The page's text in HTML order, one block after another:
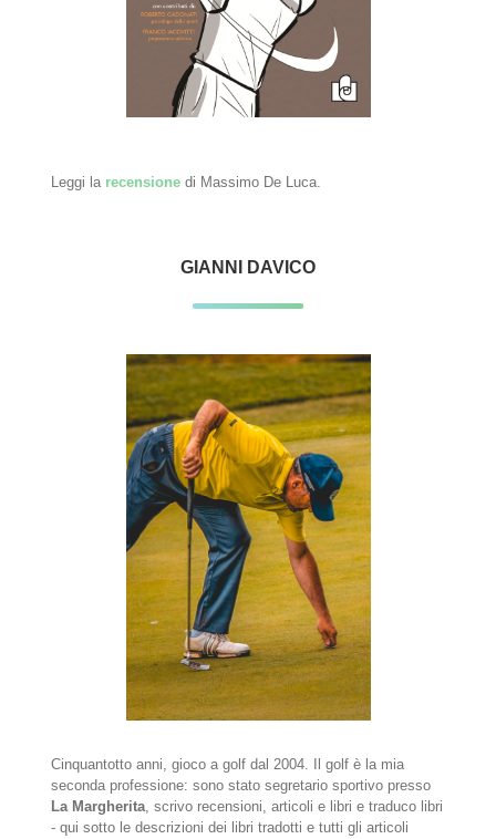
Leggi la recensione di Massimo De Luca.
GIANNI DAVICO
Cinquantotto anni, gioco a golf dal 2004. Il golf è la mia
seconda professione: sono stato segretario sportivo presso
La Margherita, scrivo recensioni, articoli e libri e traduco libri
- qui sotto le descrizioni dei libri tradotti e tutti gli articoli